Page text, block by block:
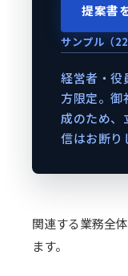
提案書
サンプル（
経営者・役
方限定。御
成のため、
信はお断り
関連する業務全
ます。